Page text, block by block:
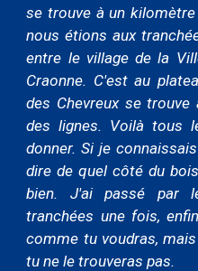
se trouve à un
nous étions aux
entre le village de la
Craonne. C'est au
des Chevreux se
des lignes. Voilà tous
donner. Si je
dire de quel côté du
bien. J'ai passé par
tranchées une fois,
comme tu voudras,
tu ne le trouveras pas.